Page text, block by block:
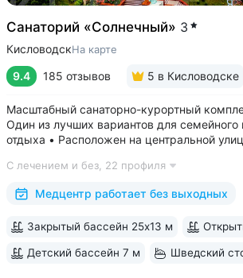
Санаторий «Солнечный» 3
КисловодскНа карте
9.4 185 отзывов 5 в Кисловодске
Масштабный санаторно-курортный
Один из лучших вариантов для
отдыха • Расположен на центральной
за 15 минут • Бесплатный трансфер до
и основных достопримечательностей...
С лечением и без, 22 профиля
Медцентр работает без выходных
Закрытый бассейн 25х13 м
Детский бассейн 7 м Шведский